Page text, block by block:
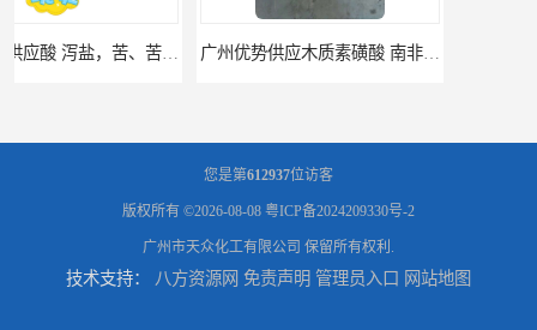
广州优势供应木质素磺酸 南非工业木质素磺酸 广州供应聚 工业聚 低价净水剂
您是第612937位访客
版权所有 ©2026-08-08 粤ICP备2024209330号-2
广州市天众化工有限公司 保留所有权利.
技术支持： 八方资源网 免责声明 管理员入口 网站地图